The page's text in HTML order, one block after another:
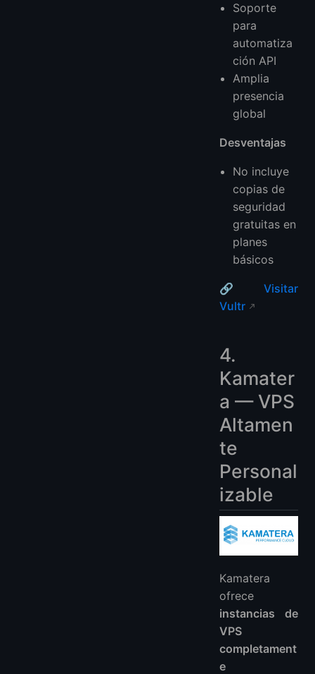
Soporte
para
automatiza
ción API
Amplia
presencia
global
Desventajas
No incluye
copias de
seguridad
gratuitas en
planes
básicos
🔗 Visitar
Vultr
4.
Kamater
a — VPS
Altamen
te
Personal
izable
Kamatera
ofrece
instancias de
VPS
completament
e